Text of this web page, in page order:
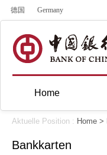
德国 Germany
Home
Aktuelle Position : Home >
Bankkarten